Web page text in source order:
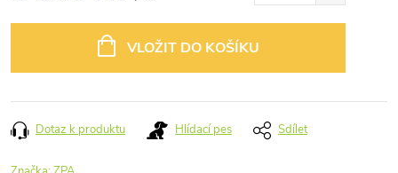
VLOŽIT DO KOŠÍKU
Dotaz k produktu Hlídací pes Sdílet